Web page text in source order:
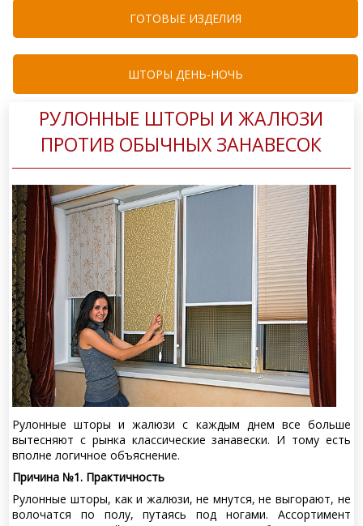
ГОТОВЫЕ ИЗДЕЛИЯ
ШТОРЫ ДЕНЬ-НОЧЬ
РУЛОННЫЕ ШТОРЫ И ЖАЛЮЗИ
ПРОТИВ ОБЫЧНЫХ ЗАНАВЕСОК
Рулонные шторы и жалюзи с каждым днем все больше
вытесняют с рынка классические занавески. И тому есть
вполне логичное объяснение.
Причина №1. Практичность
Рулонные шторы, как и жалюзи, не мнутся, не выгорают, не
волочатся по полу, путаясь под ногами. Ассортимент